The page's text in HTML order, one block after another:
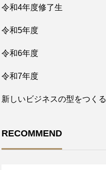
令和4年度修了生
令和5年度
令和6年度
令和7年度
新しいビジネスの型をつくる
RECOMMEND